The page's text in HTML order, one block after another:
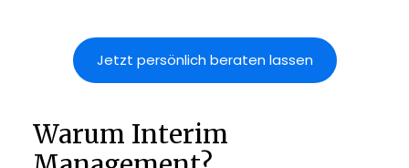
Jetzt persönlich beraten lassen
Warum Interim